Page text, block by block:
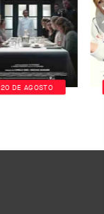
20 DE AGOSTO